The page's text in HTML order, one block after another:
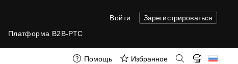
Войти
Зарегистрироваться
Платформа B2B-РТС
Помощь Избранное